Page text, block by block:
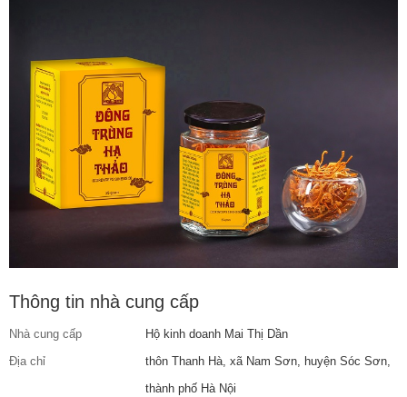
Thông tin nhà cung cấp
Nhà cung cấp
Hộ kinh doanh Mai Thị Dần
Địa chỉ
thôn Thanh Hà, xã Nam Sơn, huyện Sóc Sơn,
thành phố Hà Nội